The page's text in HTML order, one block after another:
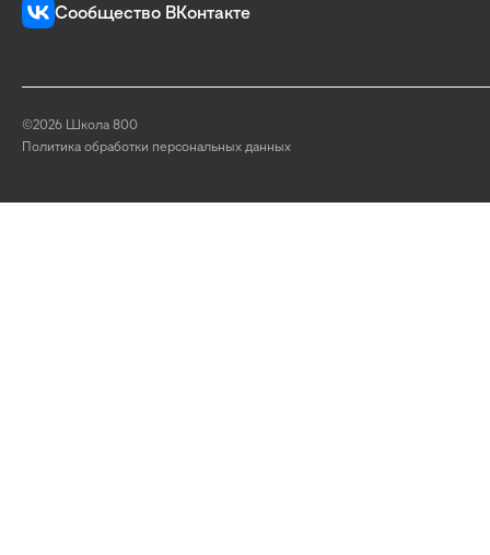
Сообщество ВКонтакте
©2026 Школа 800
Политика обработки персональных данных